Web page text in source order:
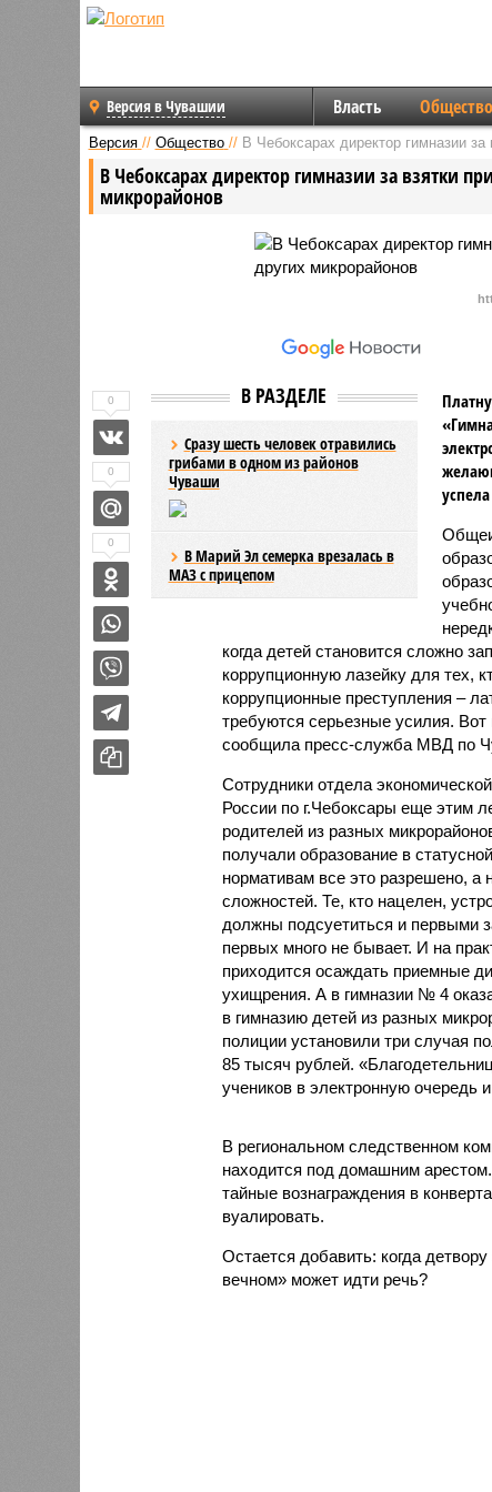
Версия в Чувашии Власть Общество
Версия // Общество // В Чебоксарах директор гимназии
В Чебоксарах директор гимназии за взятки
микрорайонов
В РАЗДЕЛЕ
Сразу шесть человек отравились
грибами в одном из районов
Чуваши
В Марий Эл семерка врезалась в
МАЗ с прицепом
когда детей становится сложно
коррупционную лазейку для тех,
коррупционные преступления –
требуются серьезные усилия.
сообщила пресс-служба МВД по
Сотрудники отдела
России по г.Чебоксары еще этим
родителей из разных
получали образование в
нормативам все это разрешено, а
сложностей. Те, кто нацелен,
должны подсуетиться и первыми
первых много не бывает. И на
приходится осаждать приемные
ухищрения. А в гимназии № 4
в гимназию детей из разных
полиции установили три случая
85 тысяч рублей.
учеников в электронную очередь
В региональном следственном
находится под домашним
тайные вознаграждения в
вуалировать.
Остается добавить: когда
вечном» может идти речь?
0
0
0